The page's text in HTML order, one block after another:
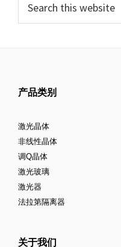
产品类别
激光晶体
非线性晶体
调Q晶体
激光玻璃
激光器
法拉第隔离器
关于我们